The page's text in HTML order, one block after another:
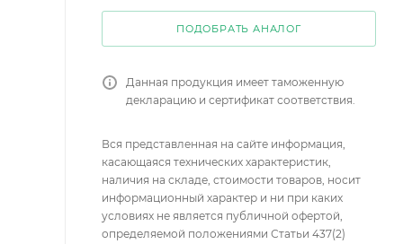
ПОДОБРАТЬ АНАЛОГ
Данная продукция имеет таможенную
декларацию и сертификат соответствия.
Вся представленная на сайте информация,
касающаяся технических характеристик,
наличия на складе, стоимости товаров, носит
информационный характер и ни при каких
условиях не является публичной офертой,
определяемой положениями Статьи 437(2)